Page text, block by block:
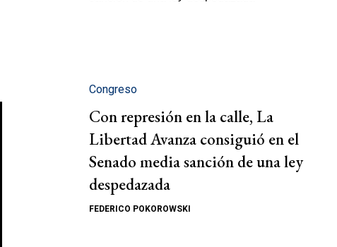
Congreso
Con represión en la calle, La
Libertad Avanza consiguió en el
Senado media sanción de una ley
despedazada
FEDERICO POKOROWSKI